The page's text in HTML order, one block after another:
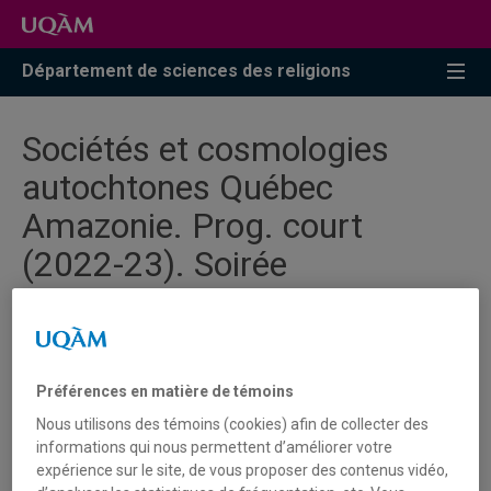
Accéder
recherche
Accéder
menu
pricipal
Accéder
zone
Département de sciences des religions
Sociétés et cosmologies
autochtones Québec
Amazonie. Prog. court
(2022-23). Soirée
d’information: 23 février.
Soirée d'information : mercredi 23
février 2022 - de 18h à 19h30.
https://uqam.zoom.us/meeting/regis
Préférences en matière de témoins
Nous utilisons des témoins (cookies) afin de collecter des
informations qui nous permettent d’améliorer votre
expérience sur le site, de vous proposer des contenus vidéo,